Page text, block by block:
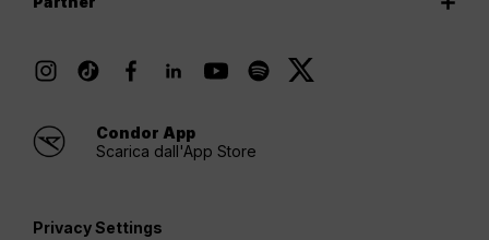
Condor App
Scarica dall'App Store
Privacy Settings